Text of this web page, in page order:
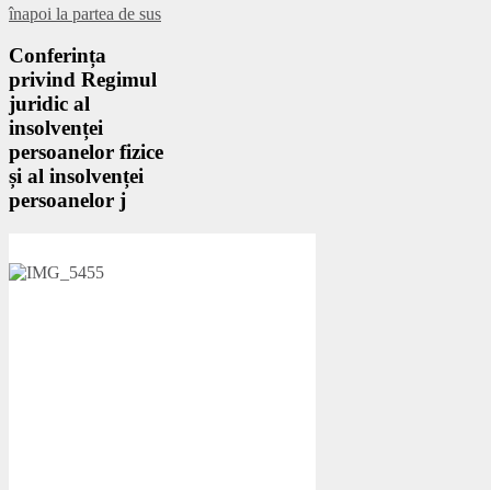
înapoi la partea de sus
Conferința
privind Regimul
juridic al
insolvenței
persoanelor fizice
și al insolvenței
persoanelor j